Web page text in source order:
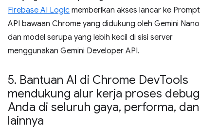
Firebase AI Logic memberikan akses lancar ke Prompt
API bawaan Chrome yang didukung oleh Gemini Nano
dan model serupa yang lebih kecil di sisi server
menggunakan Gemini Developer API.
5. Bantuan AI di Chrome DevTools
mendukung alur kerja proses debug
Anda di seluruh gaya, performa, dan
lainnya